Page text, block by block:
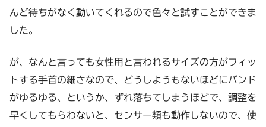
んど待ちがなく動いてくれるので色々と試すことができま
した。
が、なんと言っても女性用と言われるサイズの方がフィッ
トする手首の細さなので、どうしようもないほどにバンド
がゆるゆる、というか、ずれ落ちてしまうほどで、調整を
早くしてもらわないと、センサー類も動作しないので、使